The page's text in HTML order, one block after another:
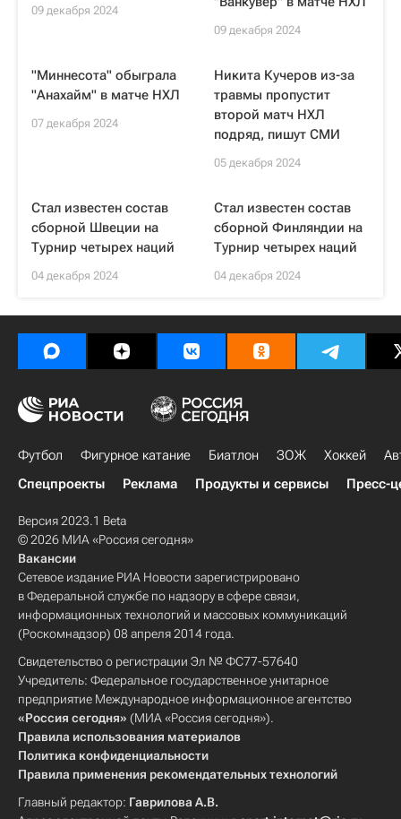
09 декабря 2024
09 декабря 2024
"Миннесота" обыграла
"Анахайм" в матче НХЛ
07 декабря 2024
Никита Кучеров из-за
травмы пропустит
второй матч НХЛ
подряд, пишут СМИ
05 декабря 2024
Стал известен состав
сборной Швеции на
Турнир четырех наций
04 декабря 2024
Стал известен состав
сборной Финляндии на
Турнир четырех наций
04 декабря 2024
Футбол Фигурное катание Биатлон ЗОЖ Хоккей
Спецпроекты
Реклама Продукты и сервисы Пресс-
Версия 2023.1 Beta
© 2026 МИА «Россия сегодня»
Вакансии
Сетевое издание РИА Новости зарегистрировано
в Федеральной службе по надзору в сфере связи,
информационных технологий и массовых коммуникаций
(Роскомнадзор) 08 апреля 2014 года.
Свидетельство о регистрации Эл № ФС77-57640
Учредитель: Федеральное государственное унитарное
предприятие Международное информационное агентство
«Россия сегодня» (МИА «Россия сегодня»).
Правила использования материалов
Политика конфиденциальности
Правила применения рекомендательных технологий
Главный редактор: Гаврилова А.В.